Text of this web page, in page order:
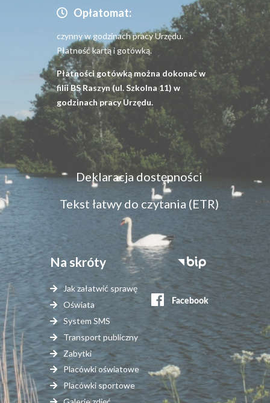
Opłatomat:
czynny w godzinach pracy Urzędu.
Płatność kartą i gotówką.
Płatności gotówką można dokonać w
filii BS Raszyn (ul. Szkolna 11) w
godzinach pracy Urzędu.
Menu
dostępność
Deklaracja dostępności
Tekst łatwy do czytania (ETR)
Na skróty
Jak załatwić sprawę
Oświata
System SMS
Transport publiczny
Zabytki
Placówki oświatowe
Placówki sportowe
Stopka
serwisy
zewnętrzne